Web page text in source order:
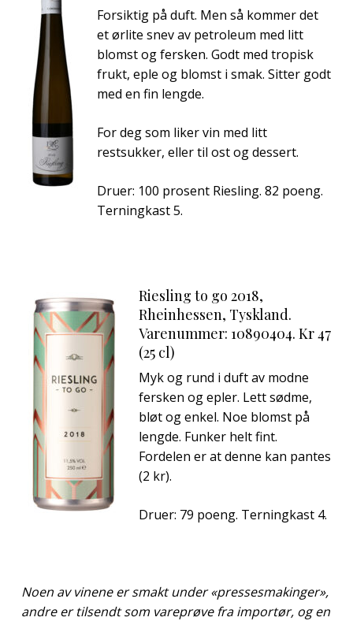
Forsiktig på duft. Men så kommer det
et ørlite snev av petroleum med litt
blomst og fersken. Godt med tropisk
frukt, eple og blomst i smak. Sitter godt
med en fin lengde.
For deg som liker vin med litt
restsukker, eller til ost og dessert.
Druer: 100 prosent Riesling. 82 poeng.
Terningkast 5.
Riesling to go 2018,
Rheinhessen, Tyskland.
Varenummer: 10890404. Kr 47
(25 cl)
Myk og rund i duft av modne
fersken og epler. Lett sødme,
bløt og enkel. Noe blomst på
lengde. Funker helt fint.
Fordelen er at denne kan pantes
(2 kr).
Druer: 79 poeng. Terningkast 4.
Noen av vinene er smakt under «pressesmakinger»,
andre er tilsendt som vareprøve fra importør, og en